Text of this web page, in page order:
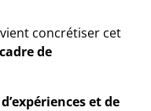
vient concrétiser cet
cadre de
et de